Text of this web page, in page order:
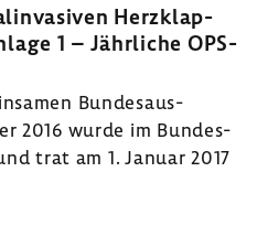
Herz­klap­
1 – Jähr­liche OPS-​
Bundes­aus­
2016 wurde im Bundes­
trat am 1. Januar 2017